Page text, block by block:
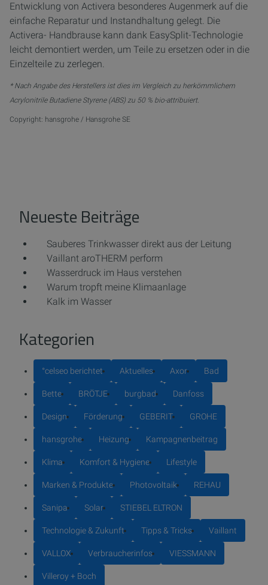
Entwicklung von Activera besonderes Augenmerk auf die
einfache Reparatur und Instandhaltung gelegt. Die
Activera- Handbrause kann dank EasySplit-Technologie
leicht demontiert werden, um Teile zu ersetzen oder in die
Einzelteile zu zerlegen.
* Nach Angabe des Herstellers ist dies im Vergleich zu herkömmlichem
Acrylonitrile Butadiene Styrene (ABS) zu 50 % bio-attribuiert.
Copyright: hansgrohe / Hansgrohe SE
Neueste Beiträge
Sauberes Trinkwasser direkt aus der Leitung
Vaillant aroTHERM perform
Wasserdruck im Haus verstehen
Warum tropft meine Klimaanlage
Kalk im Wasser
Kategorien
°celseo berichtet Aktuelles Axor Bad
Bette BRÖTJE burgbad Danfoss
Design Förderung GEBERIT GROHE
hansgrohe Heizung Kampagnenbeitrag
Klima Komfort & Hygiene Lifestyle
Marken & Produkte Photovoltaik REHAU
Sanipa Solar STIEBEL ELTRON
Technologie & Zukunft Tipps & Tricks Vaillant
VALLOX Verbraucherinfos VIESSMANN
Villeroy + Boch